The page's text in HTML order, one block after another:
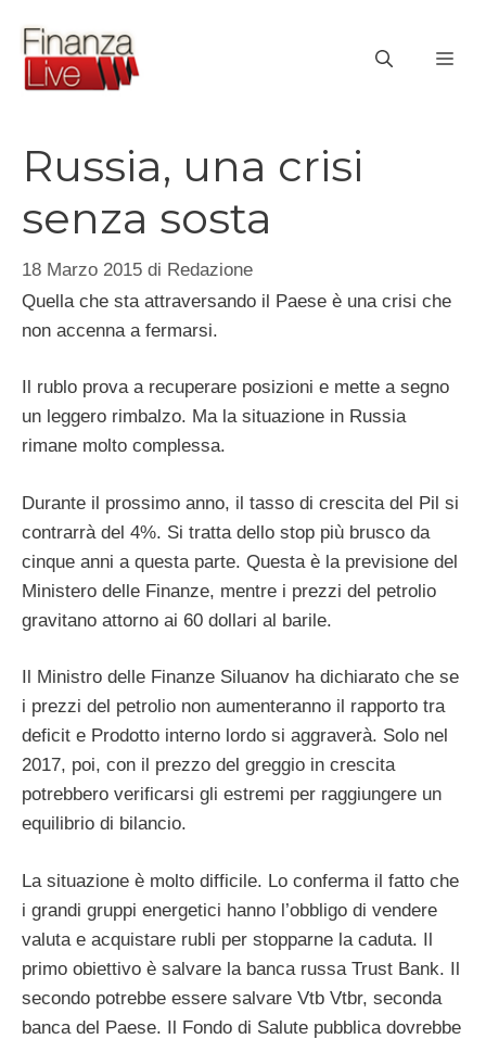
contenuto
Russia, una crisi
senza sosta
18 Marzo 2015 di Redazione
Quella che sta attraversando il Paese è una crisi che
non accenna a fermarsi.
Il rublo prova a recuperare posizioni e mette a segno
un leggero rimbalzo. Ma la situazione in Russia
rimane molto complessa.
Durante il prossimo anno, il tasso di crescita del Pil si
contrarrà del 4%. Si tratta dello stop più brusco da
cinque anni a questa parte. Questa è la previsione del
Ministero delle Finanze, mentre i prezzi del petrolio
gravitano attorno ai 60 dollari al barile.
Il Ministro delle Finanze Siluanov ha dichiarato che se
i prezzi del petrolio non aumenteranno il rapporto tra
deficit e Prodotto interno lordo si aggraverà. Solo nel
2017, poi, con il prezzo del greggio in crescita
potrebbero verificarsi gli estremi per raggiungere un
equilibrio di bilancio.
La situazione è molto difficile. Lo conferma il fatto che
i grandi gruppi energetici hanno l’obbligo di vendere
valuta e acquistare rubli per stopparne la caduta. Il
primo obiettivo è salvare la banca russa Trust Bank. Il
secondo potrebbe essere salvare Vtb Vtbr, seconda
banca del Paese. Il Fondo di Salute pubblica dovrebbe